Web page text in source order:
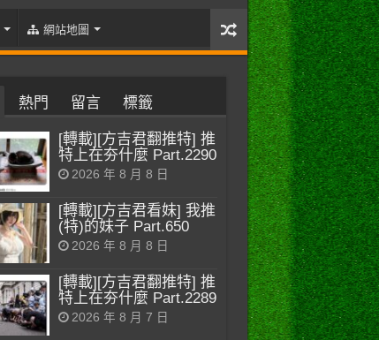
網站地圖
熱門 留言 標籤
[轉載][方吉君翻推特] 推
特上在夯什麼 Part.2290
2026 年 8 月 8 日
[轉載][方吉君看妹] 我推
(特)的妹子 Part.650
2026 年 8 月 8 日
[轉載][方吉君翻推特] 推
特上在夯什麼 Part.2289
2026 年 8 月 7 日